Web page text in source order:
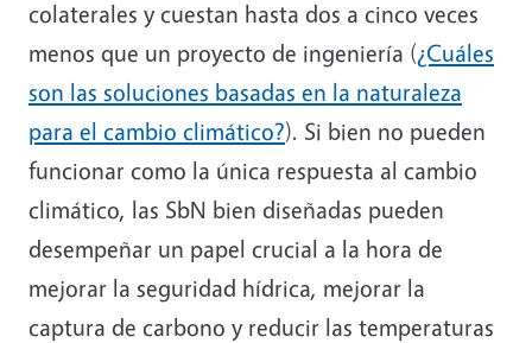
colaterales y cuestan hasta dos a cinco veces
menos que un proyecto de ingeniería (¿Cuáles
son las soluciones basadas en la naturaleza
para el cambio climático?). Si bien no pueden
funcionar como la única respuesta al cambio
climático, las SbN bien diseñadas pueden
desempeñar un papel crucial a la hora de
mejorar la seguridad hídrica, mejorar la
captura de carbono y reducir las temperaturas